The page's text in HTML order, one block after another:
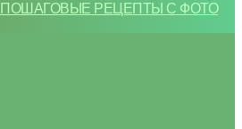
ПОШАГОВЫЕ РЕЦЕПТЫ С ФОТО